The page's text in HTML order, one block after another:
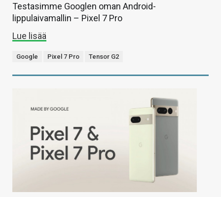
Testasimme Googlen oman Android-
lippulaivamallin – Pixel 7 Pro
Lue lisää
Google Pixel 7 Pro Tensor G2